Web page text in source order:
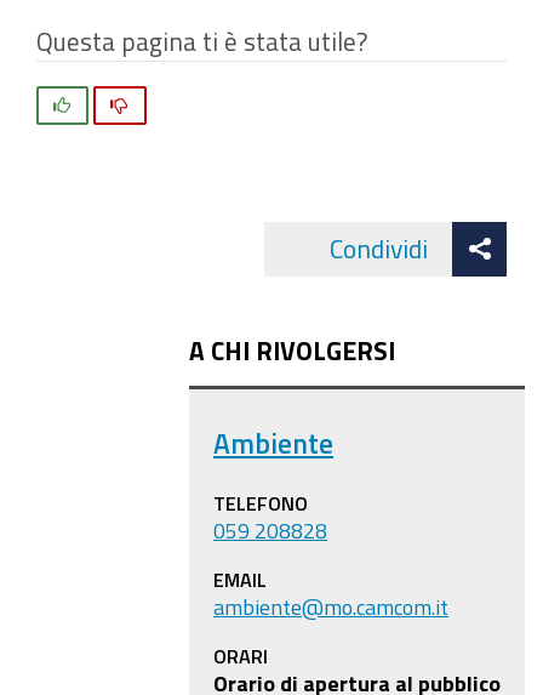
Questa pagina ti è stata utile?
Condividi
A CHI RIVOLGERSI
Ambiente
TELEFONO
059 208828
EMAIL
ambiente@mo.camcom.it
ORARI
Orario di apertura al pubblico